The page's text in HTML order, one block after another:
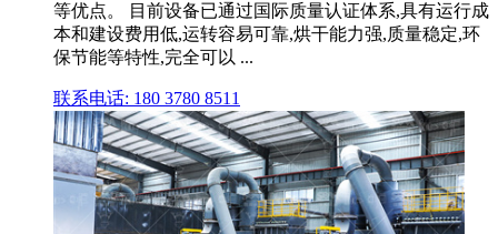
等优点。 目前设备已通过国际质量认证体系,具有运行成
本和建设费用低,运转容易可靠,烘干能力强,质量稳定,环
保节能等特性,完全可以 ...
联系电话: 180 3780 8511